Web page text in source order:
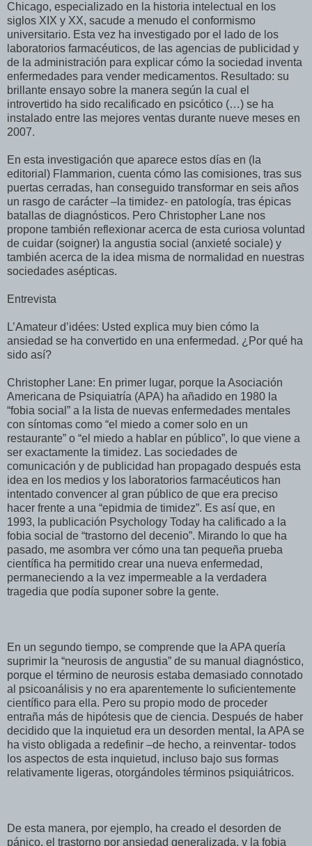
Chicago, especializado en la historia intelectual en los
siglos XIX y XX, sacude a menudo el conformismo
universitario. Esta vez ha investigado por el lado de los
laboratorios farmacéuticos, de las agencias de publicidad y
de la administración para explicar cómo la sociedad inventa
enfermedades para vender medicamentos. Resultado: su
brillante ensayo sobre la manera según la cual el
introvertido ha sido recalificado en psicótico (…) se ha
instalado entre las mejores ventas durante nueve meses en
2007.
En esta investigación que aparece estos días en (la
editorial) Flammarion, cuenta cómo las comisiones, tras sus
puertas cerradas, han conseguido transformar en seis años
un rasgo de carácter –la timidez- en patología, tras épicas
batallas de diagnósticos. Pero Christopher Lane nos
propone también reflexionar acerca de esta curiosa voluntad
de cuidar (soigner) la angustia social (anxieté sociale) y
también acerca de la idea misma de normalidad en nuestras
sociedades asépticas.
Entrevista
L’Amateur d’idées: Usted explica muy bien cómo la
ansiedad se ha convertido en una enfermedad. ¿Por qué ha
sido así?
Christopher Lane: En primer lugar, porque la Asociación
Americana de Psiquiatría (APA) ha añadido en 1980 la
“fobia social” a la lista de nuevas enfermedades mentales
con síntomas como “el miedo a comer solo en un
restaurante” o “el miedo a hablar en público”, lo que viene a
ser exactamente la timidez. Las sociedades de
comunicación y de publicidad han propagado después esta
idea en los medios y los laboratorios farmacéuticos han
intentado convencer al gran público de que era preciso
hacer frente a una “epidmia de timidez”. Es así que, en
1993, la publicación Psychology Today ha calificado a la
fobia social de “trastorno del decenio”. Mirando lo que ha
pasado, me asombra ver cómo una tan pequeña prueba
científica ha permitido crear una nueva enfermedad,
permaneciendo a la vez impermeable a la verdadera
tragedia que podía suponer sobre la gente.
En un segundo tiempo, se comprende que la APA quería
suprimir la “neurosis de angustia” de su manual diagnóstico,
porque el término de neurosis estaba demasiado connotado
al psicoanálisis y no era aparentemente lo suficientemente
científico para ella. Pero su propio modo de proceder
entraña más de hipótesis que de ciencia. Después de haber
decidido que la inquietud era un desorden mental, la APA se
ha visto obligada a redefinir –de hecho, a reinventar- todos
los aspectos de esta inquietud, incluso bajo sus formas
relativamente ligeras, otorgándoles términos psiquiátricos.
De esta manera, por ejemplo, ha creado el desorden de
pánico, el trastorno por ansiedad generalizada, y la fobia